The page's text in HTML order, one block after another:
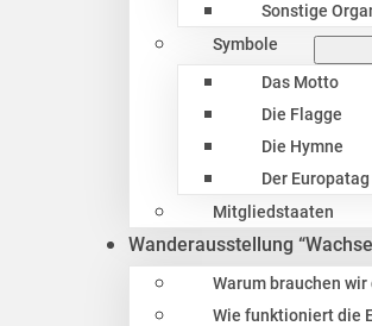
Sonstige
Symbole
Das Motto
Die Flagge
Die Hymne
Der Europatag
Mitgliedstaaten
Wanderausstellung
Warum brauchen wir
Wie funktioniert die